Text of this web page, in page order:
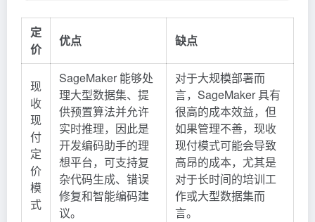
定
价
优点 缺点
现
收
现
付
定
价
模
式
SageMaker 能够处
理大型数据集、提
供预置算法并允许
实时推理，因此是
开发编码助手的理
想平台，可支持复
杂代码生成、错误
修复和智能编码建
议。
对于大规模部署而
言，SageMaker 具有
很高的成本效益，但
如果管理不善，现收
现付模式可能会导致
高昂的成本，尤其是
对于长时间的培训工
作或大型数据集而
言。